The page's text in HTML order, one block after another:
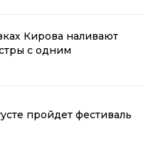
Кирова наливают
с одним
пройдет фестиваль